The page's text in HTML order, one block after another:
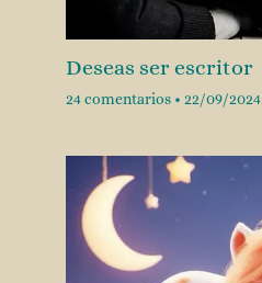
Deseas ser escritor
24 comentarios • 22/09/2024